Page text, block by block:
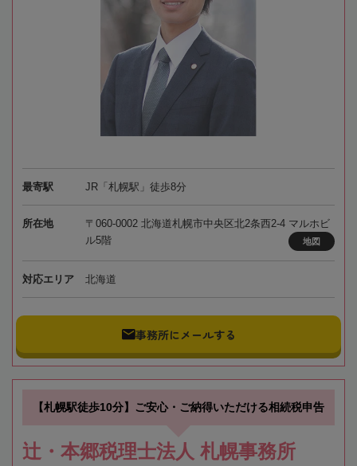
最寄駅 JR「札幌駅」徒歩8分
所在地
〒060-0002 北海道札幌市中央区北2条西2-4 マルホビ
ル5階
地図
対応エリア 北海道
事務所にメールする
【札幌駅徒歩10分】ご安心・ご納得いただける相続税申告
辻・本郷税理士法人 札幌事務所